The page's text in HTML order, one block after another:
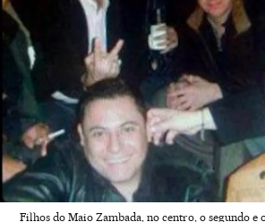
Filhos do Maio Zambada, no centro, o segundo e